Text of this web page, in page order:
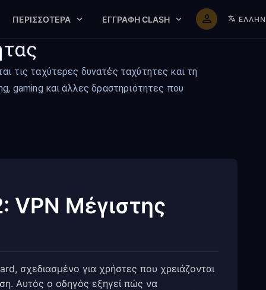
ΠΕΡΙΣΣΌΤΕΡΑ ΕΓΓΡΑΦΉ CLASH
τις ταχύτερες δυνατές ταχύτητες και τη
gaming και άλλες δραστηριότητες που
Μέγιστης
σχεδιασμένο για χρήστες που χρειάζονται
Αυτός ο οδηγός εξηγεί πώς να